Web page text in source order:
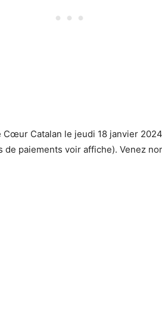
Catalan le jeudi 18 janvier
de paiements voir affiche). Venez